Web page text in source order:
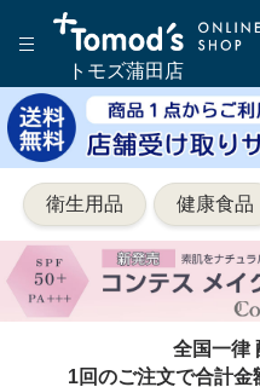
トモズ蒲田店
衛生用品 健康食品
全国一律
1回のご注文で合計